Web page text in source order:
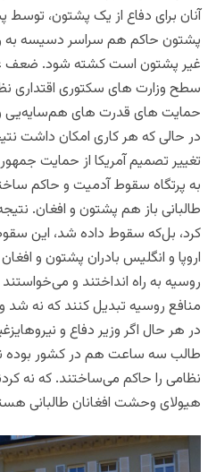
آنان برای دفاع از یک پشتون،
پشتون حاکم هم سراسر دسیسه به
غیر پشتون است کشته شود. ضعف
سطح وزارت های سکتوری اقتداری
حمایت های قدرت های هم‌سایه‌یی
در حالی که هر کاری امکان داشت
تغییر تصمیم آمریکا از حمایت
به پرتگاه سقوط آدمیت و حاکم
طالبانی باز هم پشتون و افغان.
کرد، بل‌که سقوط داده‌ شد، این
اروپا و انگلیس بادران پشتون و
روسیه به راه انداختند و
منافع روسیه تبدیل کنند که نه شد و
در هر حال اگر وزیر دفاع و
طالب سه ساعت هم در کشور بوده
نظامی را حاکم می‌ساختند. که نه
هیولای وحشت افغانان طالبانی